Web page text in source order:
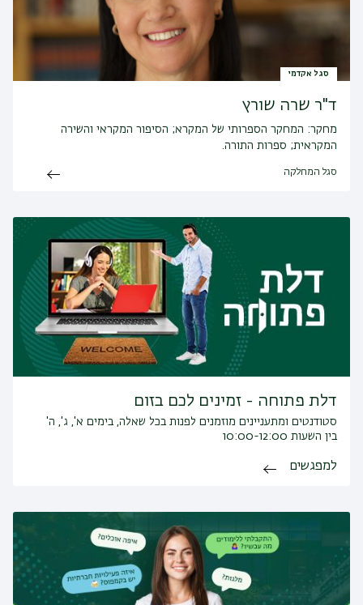
סגל אקדמי
ד"ר שרה שורץ
מחקר: המחקר הספרותי של המקרא; הסיפור המקראי והשירה
המקראית; ספרות התורה.
סגל המחלקה
דלת פתוחה - זמינים לכם בזום
סטודנטים ומתעניינים מוזמנים לפנות בכל שאלה, בימים א', ג', ה'
בין השעות 10:00-12:00
למפגשים